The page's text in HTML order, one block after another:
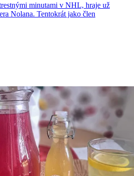
minutami v NHL, hraje už
Nolana. Tentokrát jako člen